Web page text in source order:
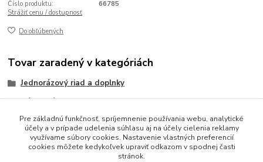
Číslo produktu:
66785
Strážiť cenu / dostupnosť
Do obľúbených
Tovar zaradený v kategóriách
Jednorázový riad a doplnky
Nápojové slamky
Bambusové slamky
Pre základnú funkčnosť, spríjemnenie používania webu, analytické
účely a v prípade udelenia súhlasu aj na účely cielenia reklamy
využívame súbory cookies. Nastavenie vlastných preferencií
cookies môžete kedykoľvek upraviť odkazom v spodnej časti
stránok.